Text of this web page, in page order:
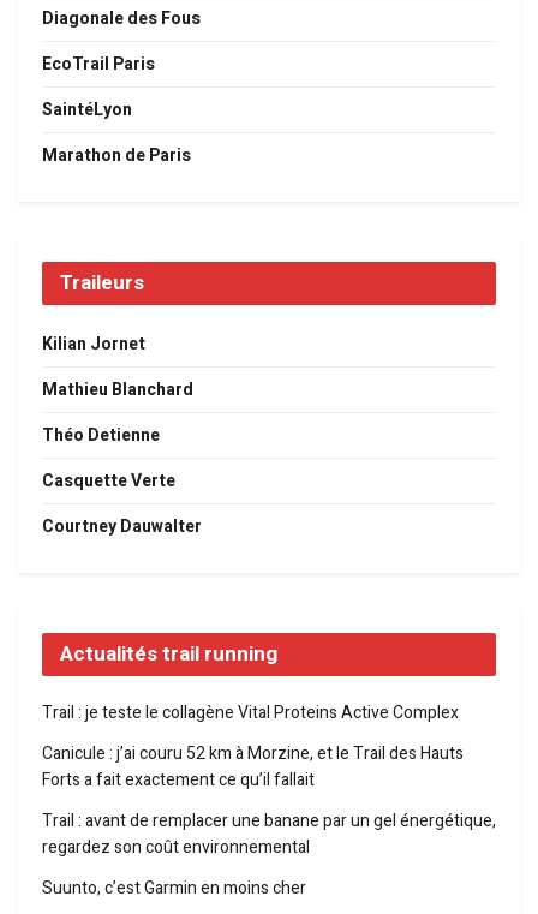
Diagonale des Fous
EcoTrail Paris
SaintéLyon
Marathon de Paris
Traileurs
Kilian Jornet
Mathieu Blanchard
Théo Detienne
Casquette Verte
Courtney Dauwalter
Actualités trail running
Trail : je teste le collagène Vital Proteins Active Complex
Canicule : j’ai couru 52 km à Morzine, et le Trail des Hauts
Forts a fait exactement ce qu’il fallait
Trail : avant de remplacer une banane par un gel énergétique,
regardez son coût environnemental
Suunto, c’est Garmin en moins cher